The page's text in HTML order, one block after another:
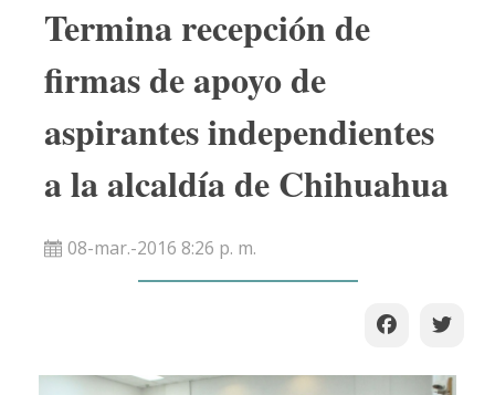
Termina recepción de
firmas de apoyo de
aspirantes independientes
a la alcaldía de Chihuahua
08-mar.-2016 8:26 p. m.